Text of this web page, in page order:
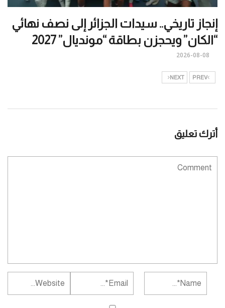
إنجاز تاريخي.. سيدات الجزائر إلى نصف نهائي
“الكان” ويحجزن بطاقة “مونديال” 2027
2026-08-08
PREV
NEXT
أترك تعليق